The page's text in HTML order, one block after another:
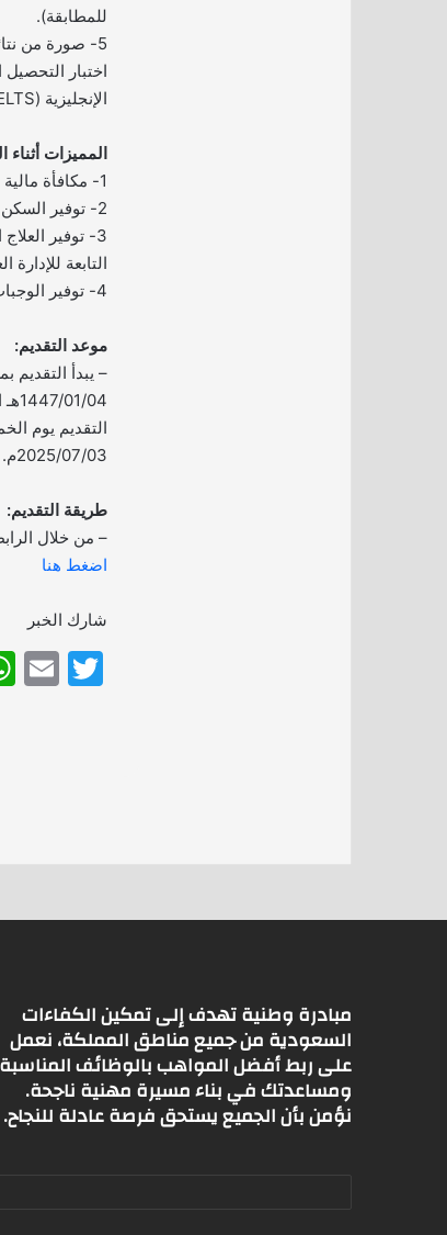
للمطابقة).
5- صورة من
اختبار التحصيل
الإنجليزية (STEP, TOEFL, IELTS).
المميزات أثناء
1- مكافأة مالية شهرية قدرها 1,000 ريال.
2- توفير السكن حسب الإمكانية.
3- توفير
التابعة
4- توفير الوجبات الغذائية حسب الإمكانية.
موعد التقديم:
– يبدأ التقديم
2025/07/03م.
طريقة التقديم:
– من خلال
اضغط هنا
شارك الخبر
T
E
مبادرة وطنية تهدف إلى تمكين الكفاءات
السعودية من جميع مناطق المملكة، نعمل
على ربط أفضل المواهب بالوظائف
ومساعدتك في بناء مسيرة مهنية ناجحة.
نؤمن بأن الجميع يستحق فرصة عادلة للنجاح.